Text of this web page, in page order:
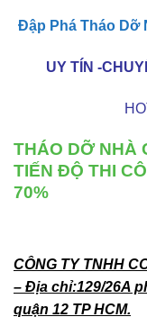
THÁO DỠ NHÀ
TIẾN ĐỘ THI
CÔNG TY TNHH
– Địa chỉ:129/26A